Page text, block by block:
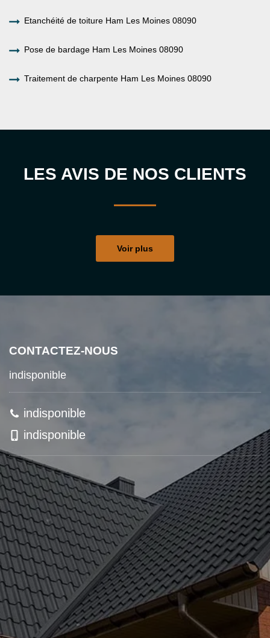
Etanchéité de toiture Ham Les Moines 08090
Pose de bardage Ham Les Moines 08090
Traitement de charpente Ham Les Moines 08090
LES AVIS DE NOS CLIENTS
Voir plus
CONTACTEZ-NOUS
indisponible
indisponible
indisponible